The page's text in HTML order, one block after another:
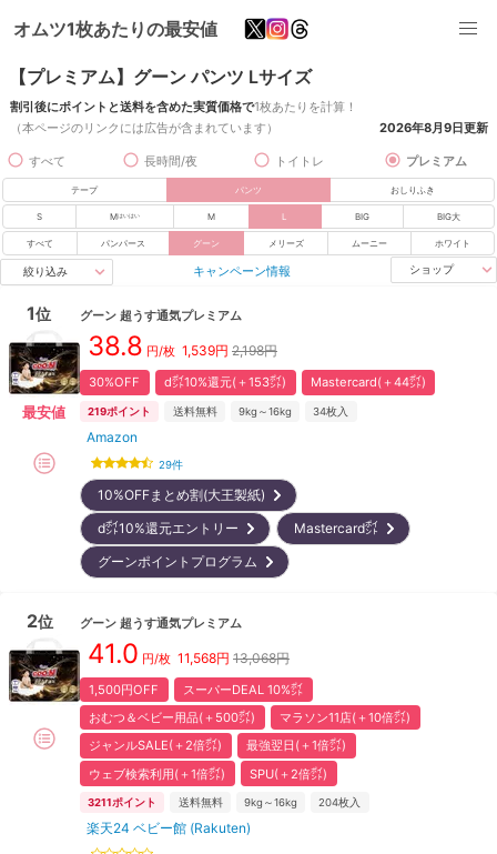
オムツ1枚あたりの最安値
【プレミアム】グーン パンツ Lサイズ
割引後にポイントと送料を含めた実質価格で1枚あたりを計算！
（本ページのリンクには広告が含まれています）
2026年8月9日更新
すべて 長時間/夜 トイトレ プレミアム
テープ パンツ おしりふき
S Mはいはい M L BIG BIG大
すべて パンパース グーン メリーズ ムーニー ホワイト
絞り込み キャンペーン情報 ショップ
1位
最安値
グーン 超うす通気プレミアム
38.8 円/枚 1,539円 2,198円
30%OFF d㌽10%還元(＋153㌽) Mastercard(＋44㌽)
219ポイント 送料無料 9kg～16kg 34枚入
Amazon
29件
10%OFFまとめ割(大王製紙)
d㌽10%還元エントリー
Mastercard㌽
グーンポイントプログラム
2位 グーン 超うす通気プレミアム
41.0 円/枚 11,568円 13,068円
1,500円OFF
スーパーDEAL 10%㌽
おむつ＆ベビー用品(＋500㌽)
マラソン11店(＋10倍㌽)
ジャンルSALE(＋2倍㌽)
最強翌日(＋1倍㌽)
ウェブ検索利用(＋1倍㌽)
SPU(＋2倍㌽)
3211ポイント 送料無料 9kg～16kg 204枚入
楽天24 ベビー館 (Rakuten)